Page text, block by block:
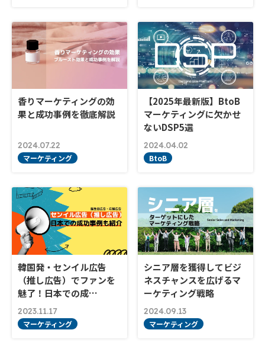
香りマーケティングの効
果と成功事例を徹底解説
2024.07.22
マーケティング
【2025年最新版】BtoB
マーケティングに欠かせ
ないDSP5選
2024.04.02
BtoB
韓国発・センイル広告
（推し広告）でファンを
魅了！日本での成…
2023.11.17
マーケティング
シニア層を獲得してビジ
ネスチャンスを広げるマ
ーケティング戦略
2024.09.13
マーケティング